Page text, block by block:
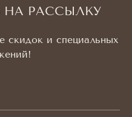
РАССЫЛКУ
скидок и специальных